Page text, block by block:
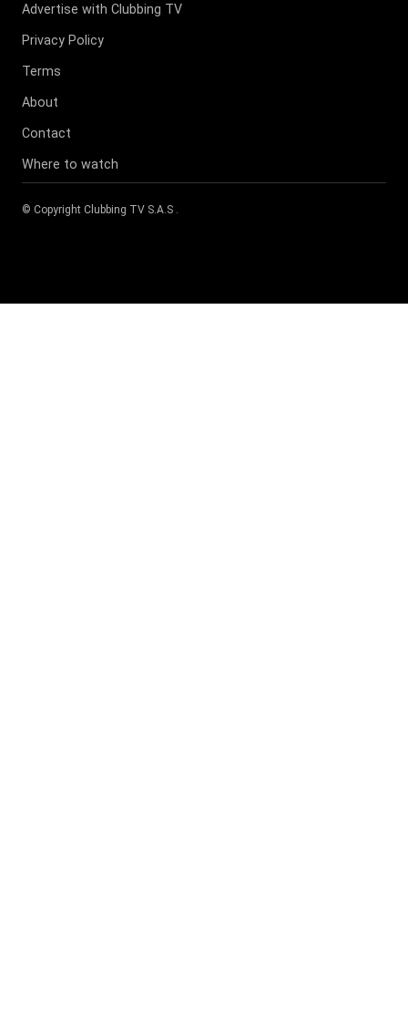
Advertise with Clubbing TV
Privacy Policy
Terms
About
Contact
Where to watch
© Copyright Clubbing TV S.A.S .